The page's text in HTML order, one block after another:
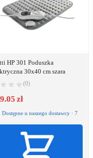
HP 301 Poduszka
30x40 cm szara
(0)
zł
Dostępne u naszego dostawcy · 7